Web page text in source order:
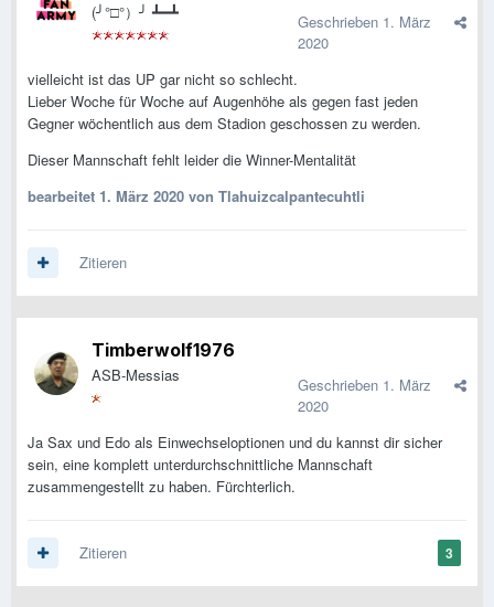
(╯°□°）╯ ┻━┻ Geschrieben 1. März
2020
vielleicht ist das UP gar nicht so schlecht.
Lieber Woche für Woche auf Augenhöhe als gegen fast jeden
Gegner wöchentlich aus dem Stadion geschossen zu werden.
Dieser Mannschaft fehlt leider die Winner-Mentalität
bearbeitet 1. März 2020 von Tlahuizcalpantecuhtli
Zitieren
Timberwolf1976
ASB-Messias Geschrieben 1. März
2020
Ja Sax und Edo als Einwechseloptionen und du kannst dir sicher
sein, eine komplett unterdurchschnittliche Mannschaft
zusammengestellt zu haben. Fürchterlich.
3
Zitieren